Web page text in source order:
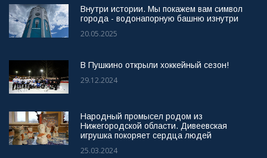
Внутри истории. Мы покажем вам символ
города - водонапорную башню изнутри
20.05.2025
В Пушкино открыли хоккейный сезон!
29.12.2024
Народный промысел родом из
Нижегородской области. Дивеевская
игрушка покоряет сердца людей
25.03.2024